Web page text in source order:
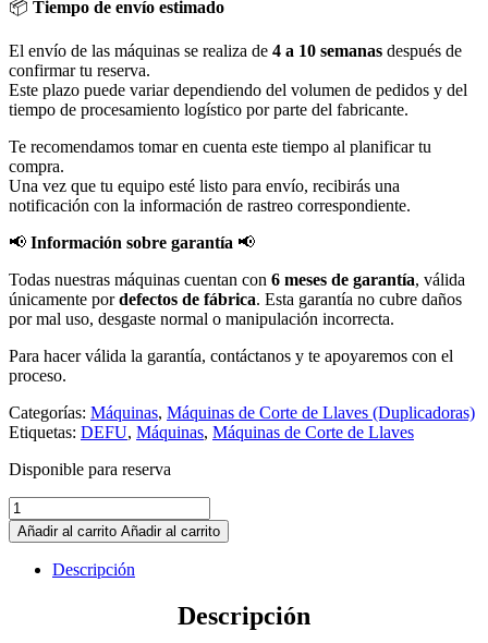
📦 Tiempo de envío estimado
El envío de las máquinas se realiza de 4 a 10 semanas después de
confirmar tu reserva.
Este plazo puede variar dependiendo del volumen de pedidos y del
tiempo de procesamiento logístico por parte del fabricante.
Te recomendamos tomar en cuenta este tiempo al planificar tu
compra.
Una vez que tu equipo esté listo para envío, recibirás una
notificación con la información de rastreo correspondiente.
📢 Información sobre garantía 📢
Todas nuestras máquinas cuentan con 6 meses de garantía, válida
únicamente pordefectos de fábrica. Esta garantía no cubre daños
por mal uso, desgaste normal o manipulación incorrecta.
Para hacer válida la garantía, contáctanos y te apoyaremos con el
proceso.
Categorías: Máquinas, Máquinas de Corte de Llaves (Duplicadoras)
Etiquetas: DEFU, Máquinas, Máquinas de Corte de Llaves
Disponible para reserva
Máquina
de
Punto
DEFU
Añadir al carrito Añadir al carrito
Descripción
Descripción